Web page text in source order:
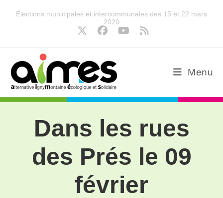
Élections municipales et intercommunales des 15 et 22 mars
2020
Menu
Dans les rues
des Prés le 09
février